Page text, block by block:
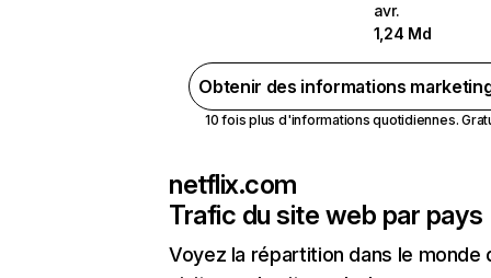
avr.
1,24 Md
Obtenir des informations
10 fois plus d'informations quotidiennes.
netflix.com
Trafic du site web par pays
Voyez la répartition dans le monde